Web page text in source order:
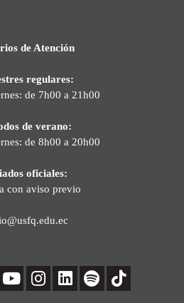
de Atención
regulares:
de 7h00 a 21h00
de verano:
de 8h00 a 20h00
oficiales:
con aviso previo